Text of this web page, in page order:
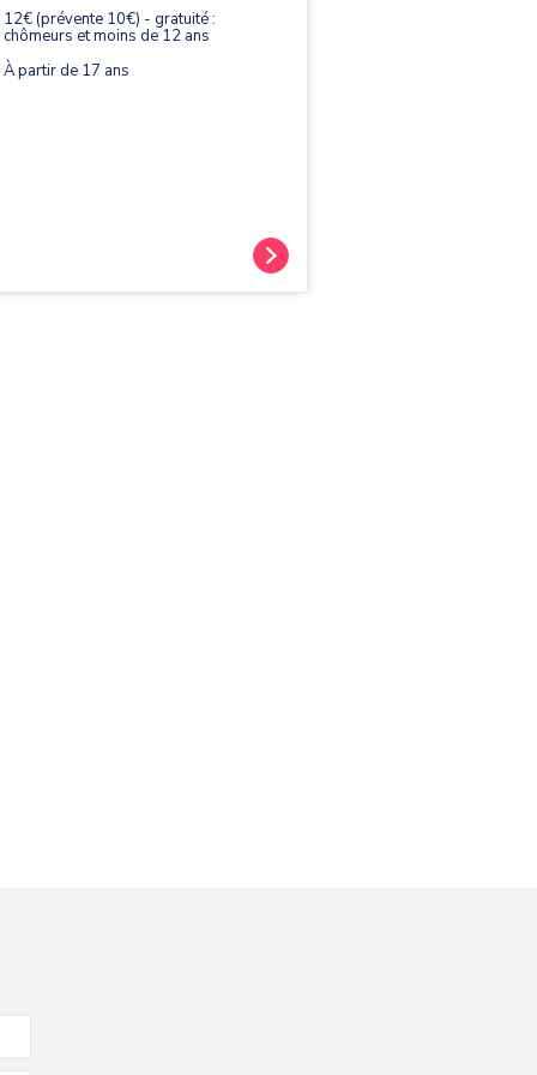
12€ (prévente 10€) - gratuité :
chômeurs et moins de 12 ans
À partir de 17 ans